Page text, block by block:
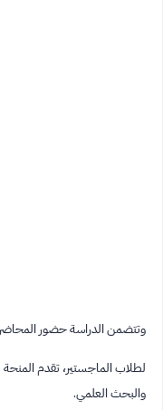
وتتضمن الدراسة حضور
لطلاب الماجستير، تقدم
والبحث العلمي.